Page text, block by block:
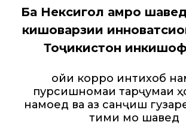
Ба Нексигол ҳамроҳ
кишоварзии
Тоҷикистон инкишоф
Ҷойи корро интихоб
пурсишномаи тарҷумаи
намоед ва аз санҷиш
тими мо шавед